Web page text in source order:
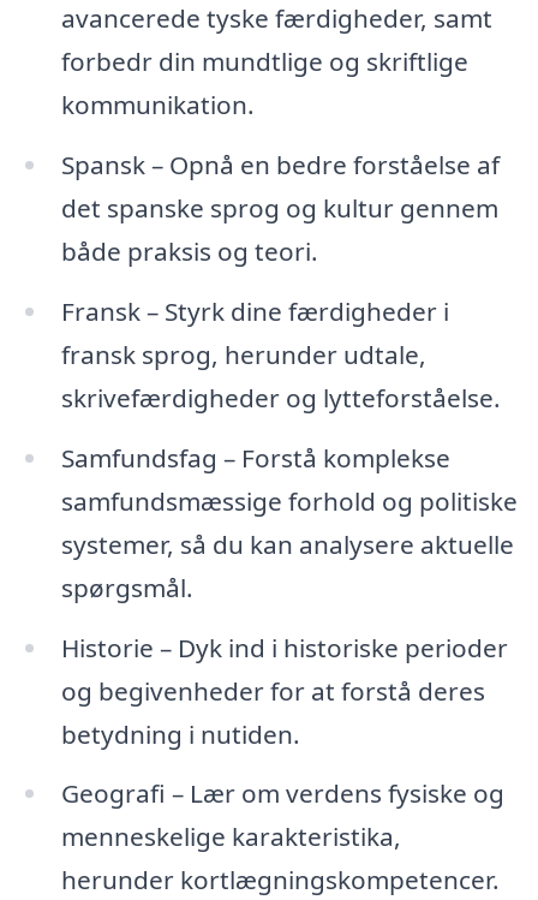
avancerede tyske færdigheder, samt
forbedr din mundtlige og skriftlige
kommunikation.
Spansk – Opnå en bedre forståelse af
det spanske sprog og kultur gennem
både praksis og teori.
Fransk – Styrk dine færdigheder i
fransk sprog, herunder udtale,
skrivefærdigheder og lytteforståelse.
Samfundsfag – Forstå komplekse
samfundsmæssige forhold og politiske
systemer, så du kan analysere aktuelle
spørgsmål.
Historie – Dyk ind i historiske perioder
og begivenheder for at forstå deres
betydning i nutiden.
Geografi – Lær om verdens fysiske og
menneskelige karakteristika,
herunder kortlægningskompetencer.